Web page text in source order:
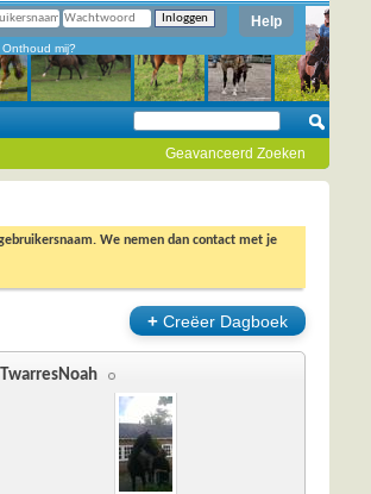
Help
Onthoud mij?
Geavanceerd Zoeken
We nemen dan contact met je
+ Creëer Dagboek
TwarresNoah